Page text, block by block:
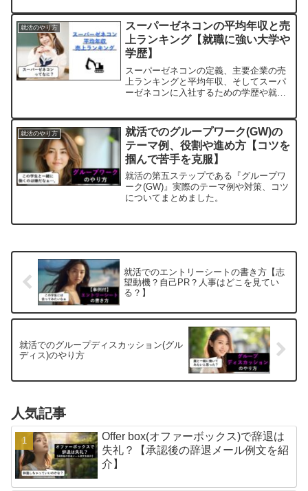
就活のやり方
スーパーゼネコンの平均年収と売
上ランキング【就職に強い大学や
学歴】
スーパーゼネコンの定義、主要企業の売
上ランキングと平均年収、そしてスーパ
ーゼネコンに入社するための学歴や就職
就活のやり方
就活でのグループワーク(GW)の
テーマ例、役割や進め方【コツを
掴んで苦手を克服】
就活の第五ステップである『グループワ
ーク(GW)』実際のテーマ例や対策、コツ
についてまとめました。
就活でのエントリーシートの書き方【志
望動機？自己PR？人事はどこを見てい
る？】
就活でのグループディスカッション(グル
ディス)のやり方
人気記事
Offer box(オファーボックス)で辞退は
失礼？【承認後の辞退メール例文を紹
介】